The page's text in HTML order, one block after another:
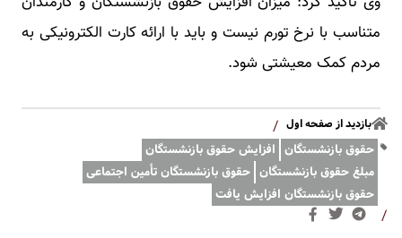
متناسب با نرخ تورم نیست و باید با ارائه کارت الکترونیکی به
مردم کمک معیشتی شود.
بازدید از صفحه اول /
حقوق بازنشستگان افزایش حقوق بازنشستگان
مبلغ حقوق بازنشستگان حقوق بازنشستگان تأمین اجتماعی
حقوق بازنشستگان افزايش يافت
/